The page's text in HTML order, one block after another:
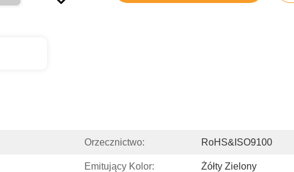
Orzecznictwo: RoHS&ISO9100
Emitujący Kolor: Żółty Zielony